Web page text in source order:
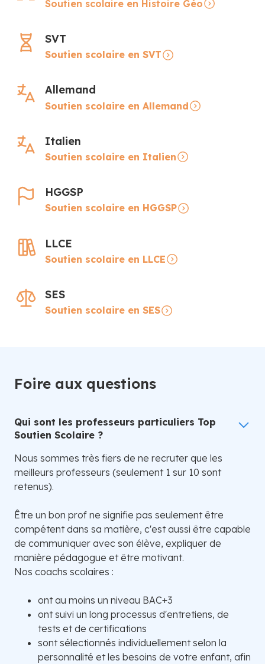
Soutien scolaire en Histoire Géo
SVT
Soutien scolaire en SVT
Allemand
Soutien scolaire en Allemand
Italien
Soutien scolaire en Italien
HGGSP
Soutien scolaire en HGGSP
LLCE
Soutien scolaire en LLCE
SES
Soutien scolaire en SES
Foire aux questions
Qui sont les professeurs particuliers Top
Soutien Scolaire ?
Nous sommes très fiers de ne recruter que les
meilleurs professeurs (seulement 1 sur 10 sont
retenus).
Être un bon prof ne signifie pas seulement être
compétent dans sa matière, c'est aussi être capable
de communiquer avec son élève, expliquer de
manière pédagogue et être motivant.
Nos coachs scolaires :
ont au moins un niveau BAC+3
ont suivi un long processus d'entretiens, de
tests et de certifications
sont sélectionnés individuellement selon la
personnalité et les besoins de votre enfant, afin